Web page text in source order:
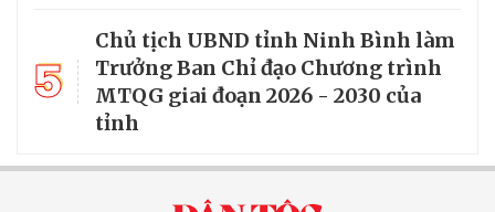
5
Chủ tịch UBND tỉnh Ninh Bình làm
Trưởng Ban Chỉ đạo Chương trình
MTQG giai đoạn 2026 - 2030 của
tỉnh